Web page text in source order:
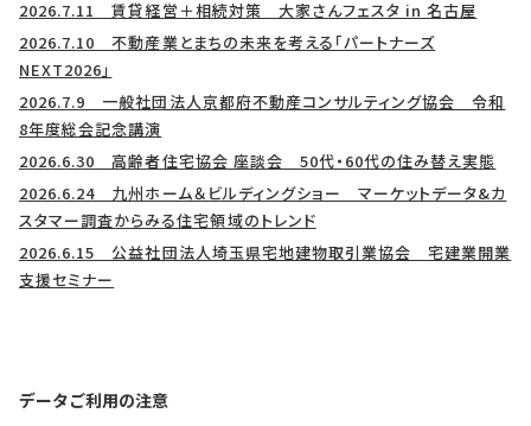
2026.7.11 賃貸経営＋相続対策 大家さんフェスタ in 名古屋
2026.7.10 不動産業とまちの未来を考える「パートナーズ
NEXT2026」
2026.7.9 一般社団法人京都府不動産コンサルティング協会 令和
8年度総会記念講演
2026.6.30 高齢者住宅協会 座談会 50代・60代の住み替え実態
2026.6.24 九州ホーム＆ビルディングショー マーケットデータ&カ
スタマー調査からみる住宅領域のトレンド
2026.6.15 公益社団法人埼玉県宅地建物取引業協会 宅建業開業
支援セミナー
データご利用の注意